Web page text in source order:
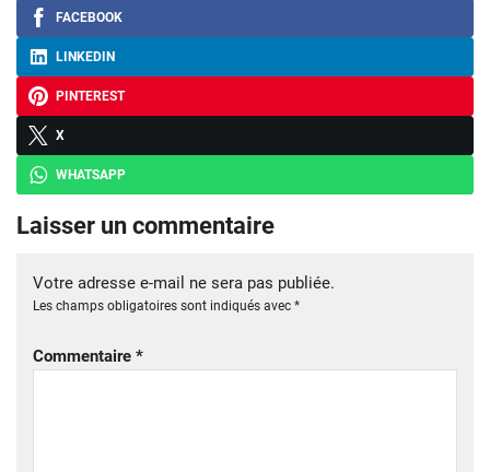
FACEBOOK
LINKEDIN
PINTEREST
X
WHATSAPP
Laisser un commentaire
Votre adresse e-mail ne sera pas publiée.
Les champs obligatoires sont indiqués avec *
Commentaire *